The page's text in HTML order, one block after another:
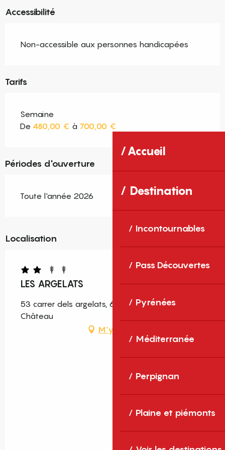
Accueil
Destination
Incontournables
Pass Découvertes
Pyrénées
Méditerranée
Perpignan
Plaine et piémonts
Accessibilité
Non-accessible aux personnes handicapées
Tarifs
Semaine
De 480,00 € à 700,00 €
Périodes d'ouverture
Toute l'année 2026
Localisation
LES ARGELATS
53 carrer dels argelats, 66600 Salses-le-
Château
M'y rendre